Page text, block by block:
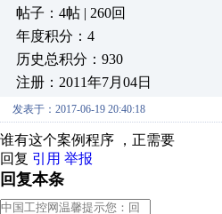
帖子：4帖 | 260回
年度积分：4
历史总积分：930
注册：2011年7月04日
发表于：2017-06-19 20:40:18
谁有这个案例程序 ，正需要
回复 引用 举报
回复本条